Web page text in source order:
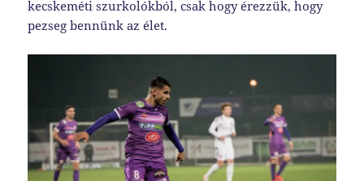
kecskeméti szurkolókból, csak hogy érezzük, hogy
pezseg bennünk az élet.